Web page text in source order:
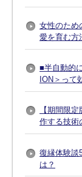
女性のため
愛を育む方
■半自動的
ION＞って
【期間限
作する技術
復縁体験談
は？